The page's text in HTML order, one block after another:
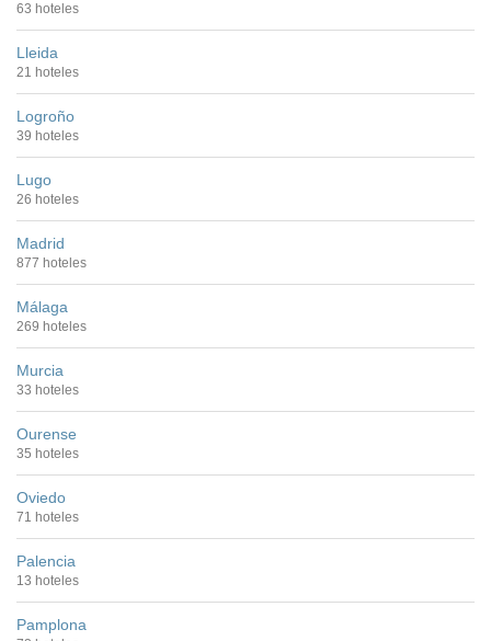
63 hoteles
Lleida
21 hoteles
Logroño
39 hoteles
Lugo
26 hoteles
Madrid
877 hoteles
Málaga
269 hoteles
Murcia
33 hoteles
Ourense
35 hoteles
Oviedo
71 hoteles
Palencia
13 hoteles
Pamplona